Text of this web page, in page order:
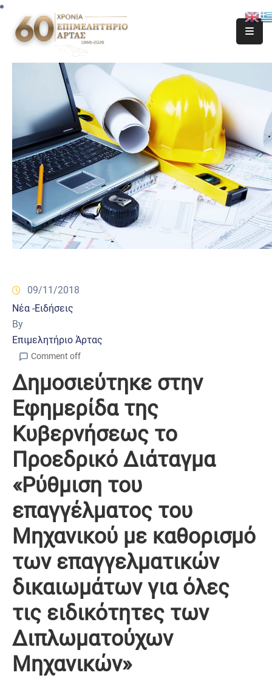
09/11/2018
Νέα -Ειδήσεις
By
Επιμελητήριο Άρτας
Comment off
Δημοσιεύτηκε στην
Εφημερίδα της
Κυβερνήσεως το
Προεδρικό Διάταγμα
«Ρύθμιση του
επαγγέλματος του
Μηχανικού με καθορισμό
των επαγγελματικών
δικαιωμάτων για όλες
τις ειδικότητες των
Διπλωματούχων
Μηχανικών»